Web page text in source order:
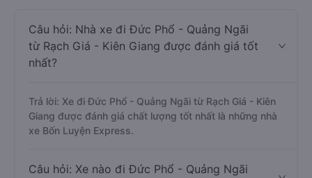
Câu hỏi: Nhà xe đi Đức Phổ - Quảng Ngãi
từ Rạch Giá - Kiên Giang được đánh giá tốt
nhất?
Trả lời: Xe đi Đức Phổ - Quảng Ngãi từ Rạch Giá - Kiên
Giang được đánh giá chất lượng tốt nhất là những nhà
xe Bốn Luyện Express.
Câu hỏi: Xe nào đi Đức Phổ - Quảng Ngãi